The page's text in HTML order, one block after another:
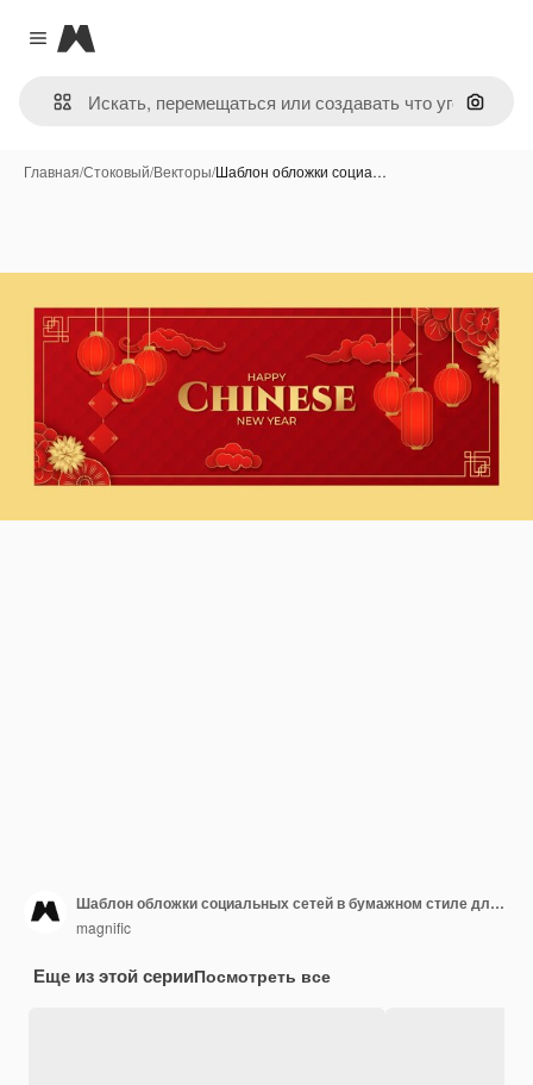
Close menu
Magnific
Поиск
Главная/Стоковый/Векторы/Шаблон обложки социа…
Шаблон обложки социальных сетей в бумажном стиле для китайского праздника Нового года
magnific
Еще из этой серииПосмотреть все